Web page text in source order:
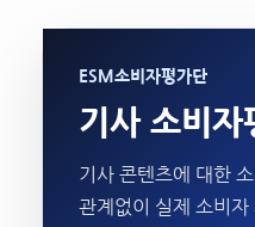
ESM소비자평가단
기사 소비자
기사 콘텐츠에 대한
관계없이 실제 소비자